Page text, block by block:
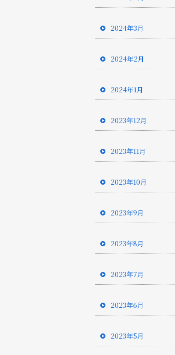
2024年3月
2024年2月
2024年1月
2023年12月
2023年11月
2023年10月
2023年9月
2023年8月
2023年7月
2023年6月
2023年5月